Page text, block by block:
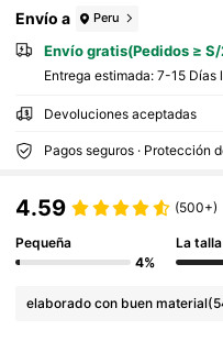
Envío a Peru
Envío gratis(Pedidos ≥
Entrega estimada: 7-15 Días
Devoluciones aceptadas
Pagos seguros · Protección
4.59 (500+)
Pequeña
4%
La
elaborado con buen material